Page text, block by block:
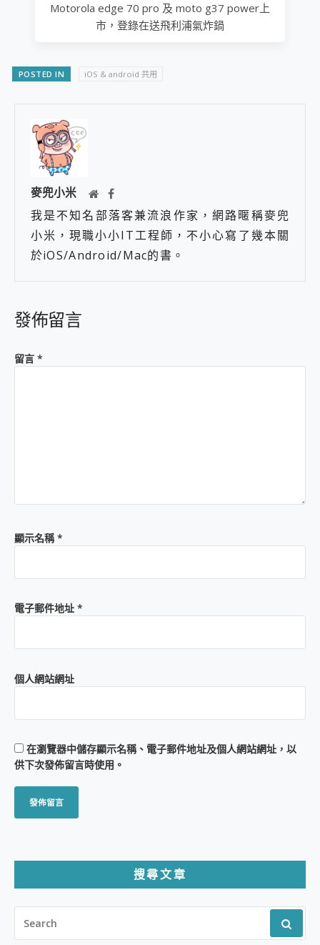
Motorola edge 70 pro 及 moto g37 power上
市，登錄在送飛利浦氣炸鍋
POSTED IN iOS & android 共用
麥兜小米
我是不知名部落客兼流浪作家，網路暱稱麥兜
小米，現職小小IT工程師，不小心寫了幾本關
於iOS/Android/Mac的書。
發佈留言
留言 *
顯示名稱*
電子郵件地址 *
個人網站網址
在瀏覽器中儲存顯示名稱、電子郵件地址及個人網站網址，以
供下次發佈留言時使用。
搜尋文章
FOR: